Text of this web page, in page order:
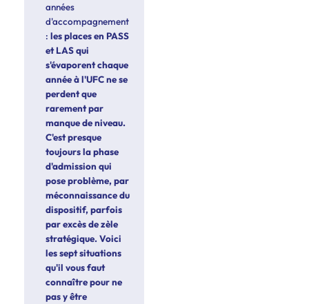
années
d'accompagnement
: les places en PASS
et LAS qui
s'évaporent chaque
année à l'UFC ne se
perdent que
rarement par
manque de niveau.
C'est presque
toujours la phase
d'admission qui
pose problème, par
méconnaissance du
dispositif, parfois
par excès de zèle
stratégique. Voici
les sept situations
qu'il vous faut
connaître pour ne
pas y être